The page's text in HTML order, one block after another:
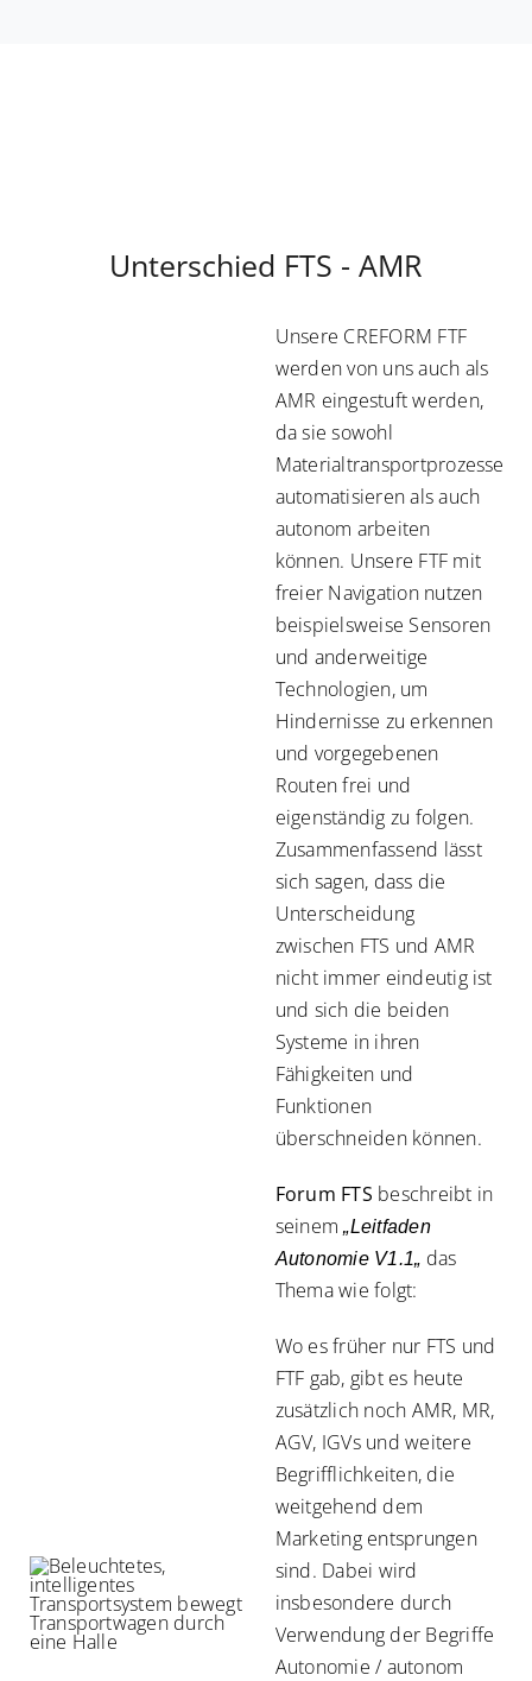
Unsere CREFORM FTF
werden von uns auch als
AMR eingestuft werden,
da sie sowohl
Materialtransportprozesse
automatisieren als auch
autonom arbeiten
können. Unsere FTF mit
freier Navigation nutzen
beispielsweise Sensoren
und anderweitige
Technologien, um
Hindernisse zu erkennen
und vorgegebenen
Routen frei und
eigenständig zu folgen.
Zusammenfassend lässt
sich sagen, dass die
Unterscheidung
zwischen FTS und AMR
nicht immer eindeutig ist
und sich die beiden
Systeme in ihren
Fähigkeiten und
Funktionen
überschneiden können.
Forum FTS beschreibt in
seinem„Leitfaden
Autonomie V1.1„ das
Thema wie folgt:
Wo es früher nur FTS und
FTF gab, gibt es heute
zusätzlich noch AMR, MR,
AGV, IGVs und weitere
Begrifflichkeiten, die
weitgehend dem
Marketing entsprungen
sind. Dabei wird
insbesondere durch
Verwendung der Begriffe
Autonomie / autonom